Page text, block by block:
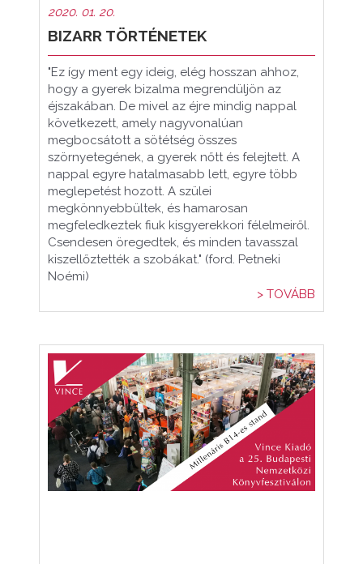
2020. 01. 20.
BIZARR TÖRTÉNETEK
"Ez így ment egy ideig, elég hosszan ahhoz,
hogy a gyerek bizalma megrendüljön az
éjszakában. De mivel az éjre mindig nappal
következett, amely nagyvonalúan
megbocsátott a sötétség összes
szörnyetegének, a gyerek nőtt és felejtett. A
nappal egyre hatalmasabb lett, egyre több
meglepetést hozott. A szülei
megkönnyebbültek, és hamarosan
megfeledkeztek fiuk kisgyerekkori félelmeiről.
Csendesen öregedtek, és minden tavasszal
kiszellőztették a szobákat." (ford. Petneki
Noémi)
> TOVÁBB